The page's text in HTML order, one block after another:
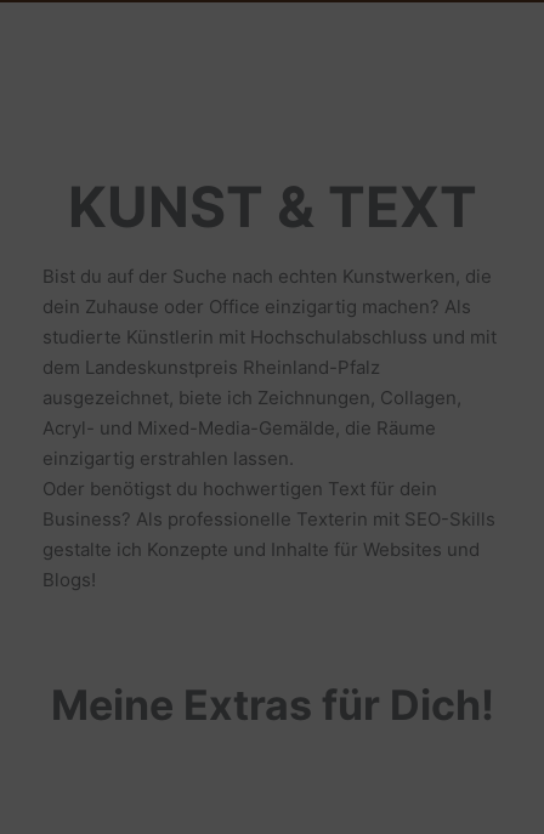
KUNST & TEXT
Bist du auf der Suche nach echten Kunstwerken, die
dein Zuhause oder Office einzigartig machen? Als
studierte Künstlerin mit Hochschulabschluss und mit
dem Landeskunstpreis Rheinland-Pfalz
ausgezeichnet, biete ich Zeichnungen, Collagen,
Acryl- und Mixed-Media-Gemälde, die Räume
einzigartig erstrahlen lassen.
Oder benötigst du hochwertigen Text für dein
Business? Als professionelle Texterin mit SEO-Skills
gestalte ich Konzepte und Inhalte für Websites und
Blogs!
Meine Extras für Dich!